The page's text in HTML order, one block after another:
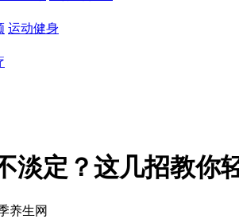
运动健身
淡定？这几招教你
养生网